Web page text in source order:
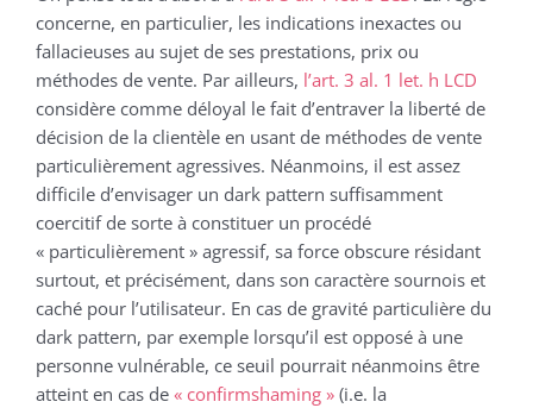
concerne, en particulier, les indications inexactes ou
fallacieuses au sujet de ses prestations, prix ou
méthodes de vente. Par ailleurs, l’art. 3 al. 1 let. h LCD
considère comme déloyal le fait d’entraver la liberté de
décision de la clientèle en usant de méthodes de vente
particulièrement agressives. Néanmoins, il est assez
difficile d’envisager un dark pattern suffisamment
coercitif de sorte à constituer un procédé
« particulièrement » agressif, sa force obscure résidant
surtout, et précisément, dans son caractère sournois et
caché pour l’utilisateur. En cas de gravité particulière du
dark pattern, par exemple lorsqu’il est opposé à une
personne vulnérable, ce seuil pourrait néanmoins être
atteint en cas de « confirmshaming »(i.e. la